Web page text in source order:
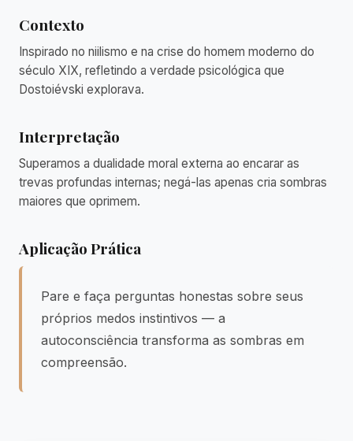
Contexto
Inspirado no niilismo e na crise do homem moderno do
século XIX, refletindo a verdade psicológica que
Dostoiévski explorava.
Interpretação
Superamos a dualidade moral externa ao encarar as
trevas profundas internas; negá-las apenas cria sombras
maiores que oprimem.
Aplicação Prática
Pare e faça perguntas honestas sobre seus
próprios medos instintivos — a
autoconsciência transforma as sombras em
compreensão.